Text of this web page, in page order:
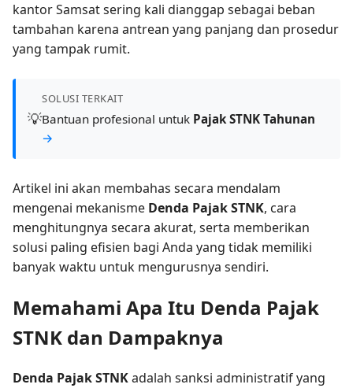
kantor Samsat sering kali dianggap sebagai beban
tambahan karena antrean yang panjang dan prosedur
yang tampak rumit.
💡
SOLUSI TERKAIT
Bantuan profesional untuk Pajak STNK Tahunan
→
Artikel ini akan membahas secara mendalam
mengenai mekanisme Denda Pajak STNK, cara
menghitungnya secara akurat, serta memberikan
solusi paling efisien bagi Anda yang tidak memiliki
banyak waktu untuk mengurusnya sendiri.
Memahami Apa Itu Denda Pajak
STNK dan Dampaknya
Denda Pajak STNKadalah sanksi administratif yang